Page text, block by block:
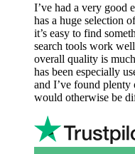
I’ve had a very good
has a huge selection
it’s easy to find
search tools work
overall quality is
has been especially
and I’ve found
would otherwise be